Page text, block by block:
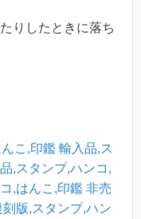
りしたときに落ち
こ,印鑑 輸入品,ス
,スタンプ,ハンコ,
,はんこ,印鑑 非売
刻版,スタンプ,ハン